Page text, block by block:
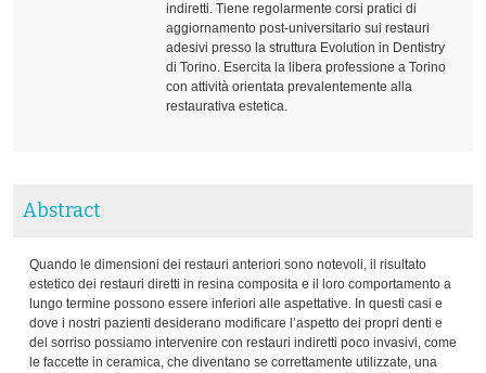
indiretti. Tiene regolarmente corsi pratici di
aggiornamento post-universitario sui restauri
adesivi presso la struttura Evolution in Dentistry
di Torino. Esercita la libera professione a Torino
con attività orientata prevalentemente alla
restaurativa estetica.
Abstract
Quando le dimensioni dei restauri anteriori sono notevoli, il risultato
estetico dei restauri diretti in resina composita e il loro comportamento a
lungo termine possono essere inferiori alle aspettative. In questi casi e
dove i nostri pazienti desiderano modificare l’aspetto dei propri denti e
del sorriso possiamo intervenire con restauri indiretti poco invasivi, come
le faccette in ceramica, che diventano se correttamente utilizzate, una